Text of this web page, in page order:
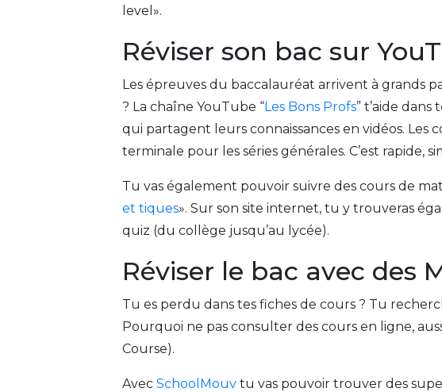
level».
Réviser son bac sur
Les épreuves du baccalauréat arrivent à grands
? La chaîne YouTube “Les Bons Profs” t’aide
qui partagent leurs connaissances en vidéos. Les
terminale pour les séries générales. C’est rapide,
Tu vas également pouvoir suivre des cours de
et tiques». Sur son site internet, tu y trouveras
quiz (du collège jusqu’au lycée).
Réviser le bac avec des
Tu es perdu dans tes fiches de cours ? Tu
Pourquoi ne pas consulter des cours en ligne,
Course).
AvecSchoolMouv tu vas pouvoir trouver des